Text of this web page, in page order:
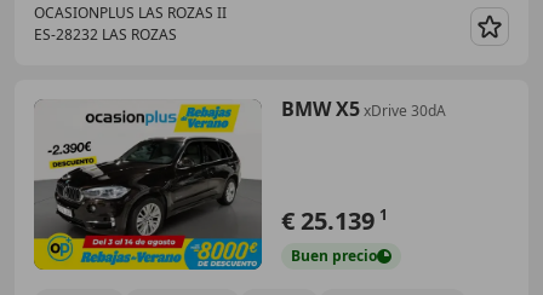
OCASIONPLUS LAS ROZAS II
ES-28232 LAS ROZAS
BMW X5xDrive 30dA
€ 25.139 1
Buen precio